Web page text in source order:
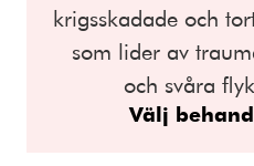
krigsskadade och
som lider av
och svåra
Välj